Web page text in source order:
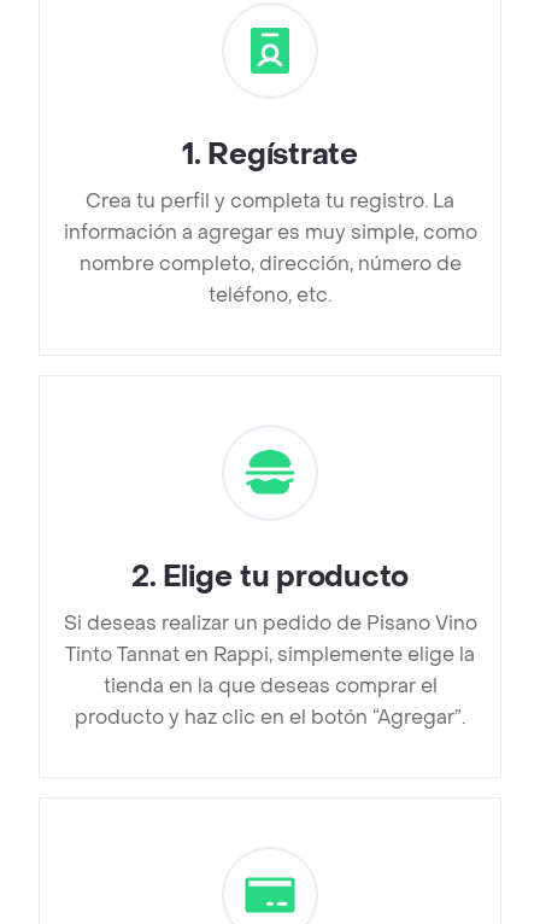
1. Regístrate
Crea tu perfil y completa tu registro. La
información a agregar es muy simple, como
nombre completo, dirección, número de
teléfono, etc.
2. Elige tu producto
Si deseas realizar un pedido de Pisano Vino
Tinto Tannat en Rappi, simplemente elige la
tienda en la que deseas comprar el
producto y haz clic en el botón “Agregar”.